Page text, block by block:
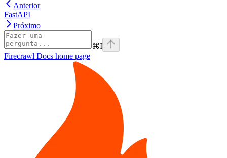
Anterior
FastAPI
Próximo
⌘I
Firecrawl Docs home page